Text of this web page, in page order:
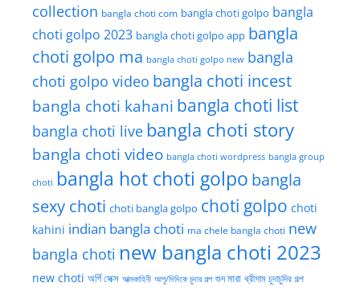
collection bangla choti com bangla choti golpo bangla
choti golpo 2023 bangla choti golpo app bangla
choti golpo ma bangla choti golpo new bangla
choti golpo video bangla choti incest
bangla choti kahani bangla choti list
bangla choti live bangla choti story
bangla choti video bangla choti wordpress bangla group
choti bangla hot choti golpo bangla
sexy choti choti bangla golpo choti golpo choti
kahini indian bangla choti ma chele bangla choti new
bangla choti new bangla choti 2023
new choti অর্গি সেক্স আত্মকাহিনী আপু/দিদিকে চুদার গল্প গুদ মারা থ্রীসাম চুদাচুদির গল্প